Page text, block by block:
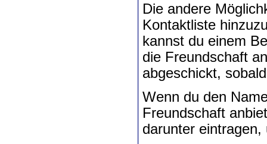
Die andere
Kontaktliste
kannst du einem
die Freundschaft
abgeschickt,
Wenn du den
Freundschaft
darunter